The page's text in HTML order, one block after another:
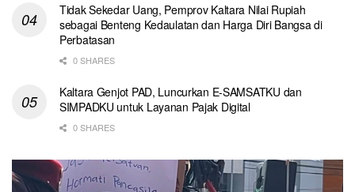
Tidak Sekedar Uang, Pemprov Kaltara Nilai Rupiah
sebagai Benteng Kedaulatan dan Harga Diri Bangsa di
Perbatasan
0 SHARES
Kaltara Genjot PAD, Luncurkan E-SAMSATKU dan
SIMPADKU untuk Layanan Pajak Digital
0 SHARES